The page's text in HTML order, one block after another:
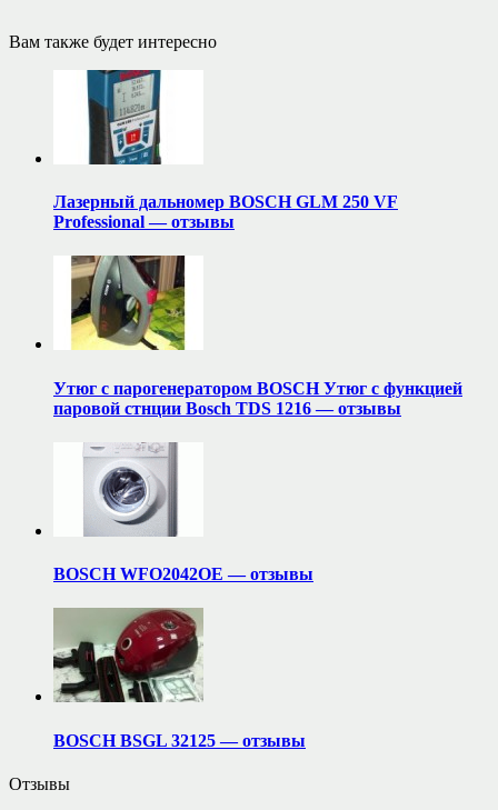
Вам также будет интересно
Лазерный дальномер BOSCH GLM 250 VF
Professional — отзывы
Утюг с парогенератором BOSCH Утюг с функцией
паровой стнции Bosch TDS 1216 — отзывы
BOSCH WFO2042OE — отзывы
BOSCH BSGL 32125 — отзывы
Отзывы